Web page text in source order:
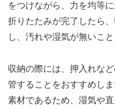
をつけながら、力を均等
折りたたみが完了したら
し、汚れや湿気が無いこ
収納の際には、押入れな
管することをおすすめし
素材であるため、湿気や